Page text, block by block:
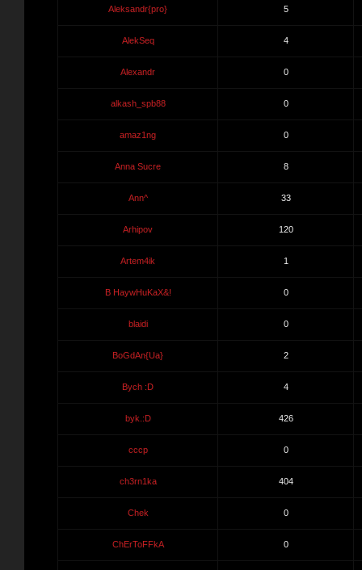
Aleksandr{pro} 5
AlekSeq 4
Alexandr 0
alkash_spb88 0
amaz1ng 0
Anna Sucre 8
Ann^ 33
Arhipov 120
Artem4ik 1
B HaywHuKaX&! 0
blaidi 0
BoGdAn{Ua} 2
Bych :D 4
byk.:D 426
cccp 0
ch3rn1ka 404
Chek 0
ChErToFFkA 0